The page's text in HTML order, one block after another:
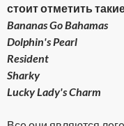
стоит отметить
Bananas Go Bahamas
Dolphin's Pearl
Resident
Sharky
Lucky Lady's Charm